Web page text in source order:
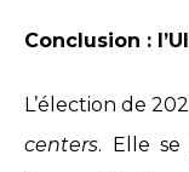
Conclusion :
L’élection de
centers. Elle